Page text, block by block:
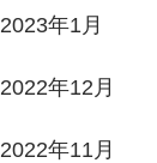
2023年1月
2022年12月
2022年11月